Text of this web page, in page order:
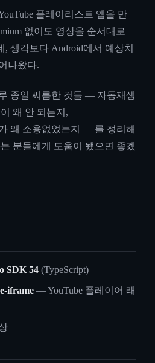
플레이리스트 앱을 만
없이도 영상을 순서대로
생각보다 Android에서 예상치
나왔다.
종일 씨름한 것들 — 자동재생
왜 안 되는지,
왜 소용없었는지 — 를 정리해
분들에게 도움이 됐으면 좋겠
SDK 54(TypeScript)
iframe— YouTube 플레이어 래